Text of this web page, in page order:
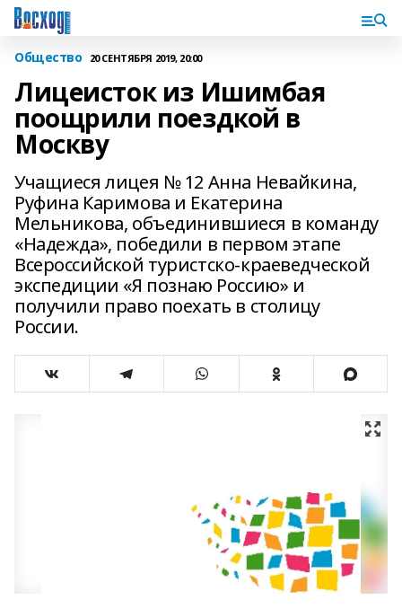
Общество 20 СЕНТЯБРЯ 2019, 20:00
Лицеисток из Ишимбая
поощрили поездкой в
Москву
Учащиеся лицея № 12 Анна Невайкина,
Руфина Каримова и Екатерина
Мельникова, объединившиеся в команду
«Надежда», победили в первом этапе
Всероссийской туристско-краеведческой
экспедиции «Я познаю Россию» и
получили право поехать в столицу
России.